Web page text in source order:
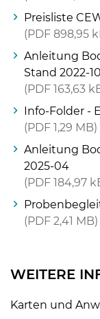
Preisliste
PDF 898,95
Anleitung
Stand 2022-10
PDF 163,63
Info-Folder -
PDF 1,29 MB
Anleitung
2025-04
PDF 184,97
PDF 2,41 MB
WEITERE
Karten und